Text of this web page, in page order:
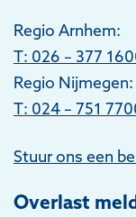
Regio Arnhem:
T: 026 – 377
Regio Nijmegen:
T: 024 – 751
Stuur ons een
Overlast